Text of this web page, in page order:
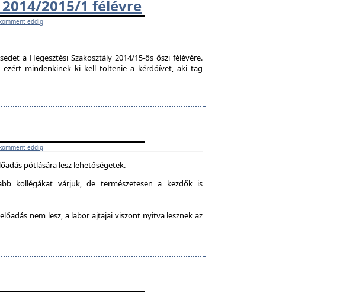
2015/1 félévre
eddig
a Hegesztési Szakosztály 2014/15-ös őszi félévére.
mindenkinek ki kell töltenie a kérdőívet, aki tag
eddig
pótlására lesz lehetőségetek.
kollégákat várjuk, de természetesen a kezdők is
nem lesz, a labor ajtajai viszont nyitva lesznek az